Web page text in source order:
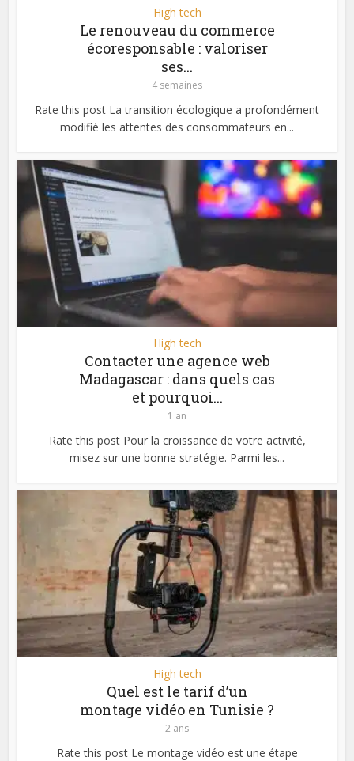
High tech
Le renouveau du commerce
écoresponsable : valoriser
ses...
4 semaines
Rate this post La transition écologique a profondément
modifié les attentes des consommateurs en...
High tech
Contacter une agence web
Madagascar : dans quels cas
et pourquoi...
1 an
Rate this post Pour la croissance de votre activité,
misez sur une bonne stratégie. Parmi les...
High tech
Quel est le tarif d’un
montage vidéo en Tunisie ?
2 ans
Rate this post Le montage vidéo est une étape